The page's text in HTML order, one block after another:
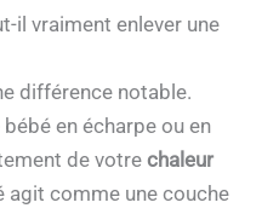
il vraiment enlever une
différence notable.
en écharpe ou en
de votre chaleur
agit comme une couche